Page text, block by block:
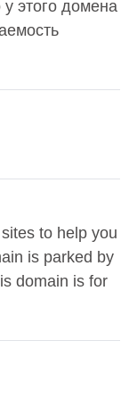
этого домена
to help you
is parked by
domain is for